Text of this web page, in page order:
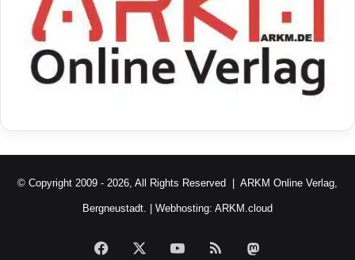
© Copyright 2009 - 2026, All Rights Reserved | ARKM Online Verlag,
Bergneustadt. | Webhosting: ARKM.cloud
Facebook YouTubeRSS